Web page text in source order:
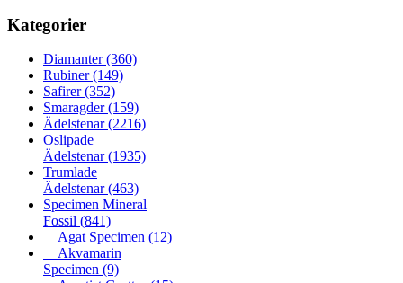
Kategorier
Diamanter(360)
Rubiner(149)
Safirer(352)
Smaragder(159)
Ädelstenar(2216)
Oslipade
Ädelstenar(1935)
Trumlade
Ädelstenar(463)
Specimen Mineral
Fossil (841)
Agat Specimen (12)
Akvamarin
Specimen (9)